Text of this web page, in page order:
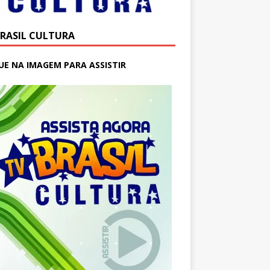
CULTURA
NA IMAGEM PARA ASSISTIR